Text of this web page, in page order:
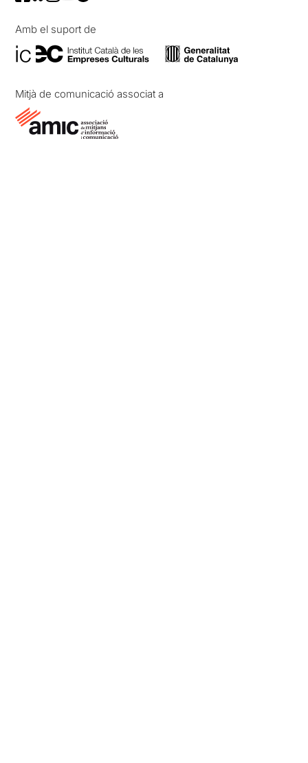
Amb el suport de
Mitjà de comunicació associat a